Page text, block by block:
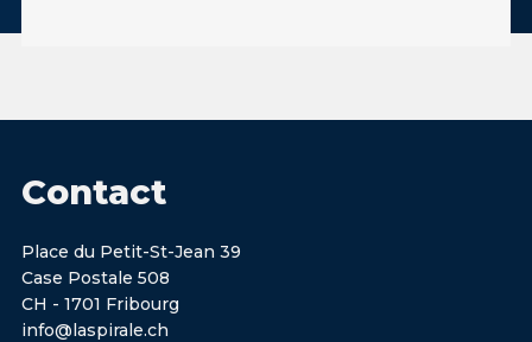
Contact
Place du Petit-St-Jean 39
Case Postale 508
CH - 1701 Fribourg
info@laspirale.ch